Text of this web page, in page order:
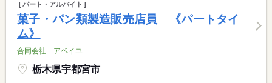
パート・アルバイト
菓子・パン類製造販売店員 《パートタイ
ム》
合同会社 アベイユ
栃木県宇都宮市